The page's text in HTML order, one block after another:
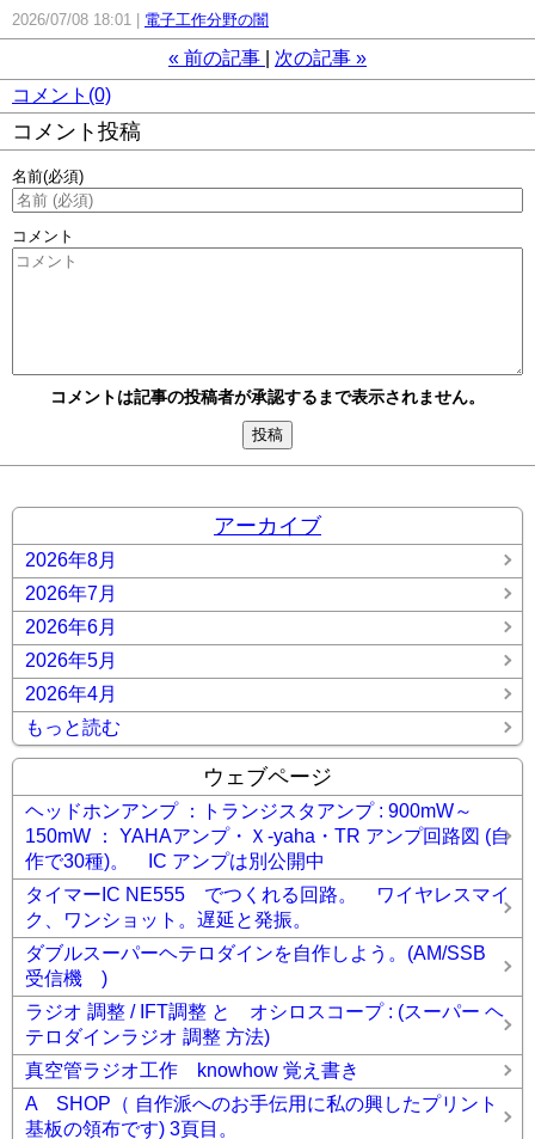
2026/07/08 18:01 電子工作分野の闇
« 前の記事 次の記事 »
コメント(0)
コメント投稿
名前(必須)
コメント
コメントは記事の投稿者が承認するまで表示されません。
アーカイブ
2026年8月
2026年7月
2026年6月
2026年5月
2026年4月
もっと読む
ウェブページ
ヘッドホンアンプ ：トランジスタアンプ : 900mW～
150mW ： YAHAアンプ・Ｘ-yaha・TR アンプ回路図 (自
作で30種)。 IC アンプは別公開中
タイマーIC NE555 でつくれる回路。 ワイヤレスマイ
ク、ワンショット。遅延と発振。
ダブルスーパーヘテロダインを自作しよう。(AM/SSB
受信機 )
ラジオ 調整 / IFT調整 と オシロスコープ : (スーパー ヘ
テロダインラジオ 調整 方法)
真空管ラジオ工作 knowhow 覚え書き
A SHOP（ 自作派へのお手伝用に私の興したプリント
基板の領布です) 3頁目。